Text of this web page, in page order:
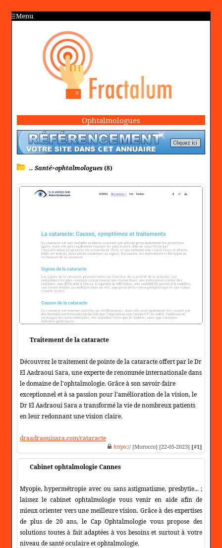
Menu
Ophtalmologues
.. Santé>ophtalmologues(8)
Traitement de la cataracte
Découvrez le traitement de pointe de la cataracte offert par le Dr
El Aadraoui Sara, une experte de renommée internationale dans
le domaine de l'ophtalmologie. Grâce à son savoir-faire
exceptionnel et à sa passion pour l'amélioration de la vision, le
Dr El Aadraoui Sara a transformé la vie de nombreux patients
en leur redonnant une vision claire.
draadraouisara.com/cataracte
https:// [Morocco] [22-05-2023] [#1]
Cabinet ophtalmologie Cannes
Myopie, hypermétropie avec ou sans astigmatisme, presbytie... ;
laissez le cabinet ophtalmologie vous venir en aide afin de
mieux orienter vers une meilleure vision. Grâce à des expertises
de plus de 20 ans, le Cap Ophtalmologie vous propose des
solutions toutes à fait adaptées à vos besoins et surtout à votre
niveau de santé oculaire et ophtalmologie.